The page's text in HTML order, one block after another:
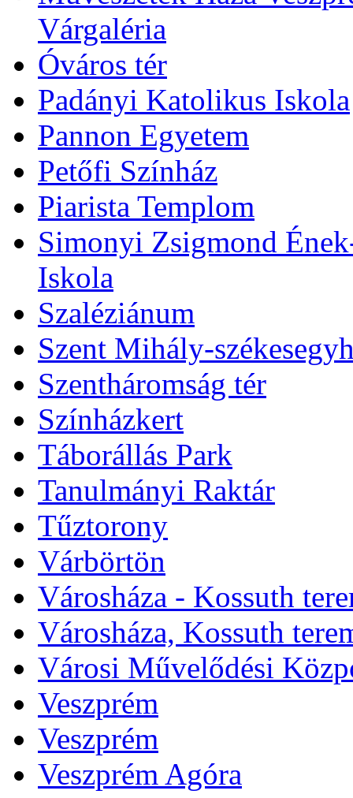
Várgaléria
Óváros tér
Padányi Katolikus Iskola
Pannon Egyetem
Petőfi Színház
Piarista Templom
Simonyi Zsigmond
Iskola
Szaléziánum
Szent Mihály-
Szentháromság tér
Színházkert
Táborállás Park
Tanulmányi Raktár
Tűztorony
Várbörtön
Városháza - Kossuth
Városháza, Kossuth
Városi Művelődési
Veszprém
Veszprém
Veszprém Agóra